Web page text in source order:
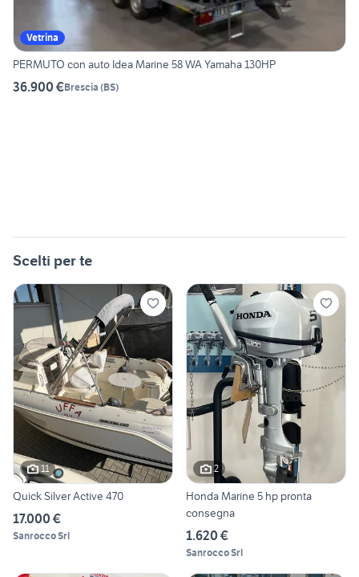
Vetrina
PERMUTO con auto Idea Marine 58 WA Yamaha 130HP
36.900 €Brescia (BS)
Scelti per te
11
Quick Silver Active 470
17.000 €
Sanrocco Srl
2
Honda Marine 5 hp pronta
consegna
1.620 €
Sanrocco Srl